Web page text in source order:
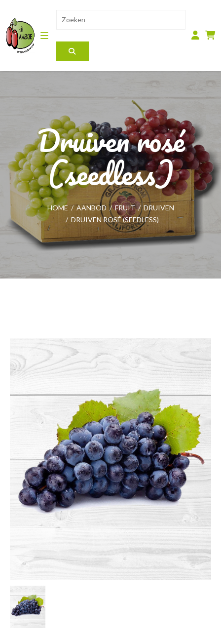
Druiven rosé
(seedless)
HOME / AANBOD / FRUIT / DRUIVEN
/ DRUIVEN ROSÉ (SEEDLESS)